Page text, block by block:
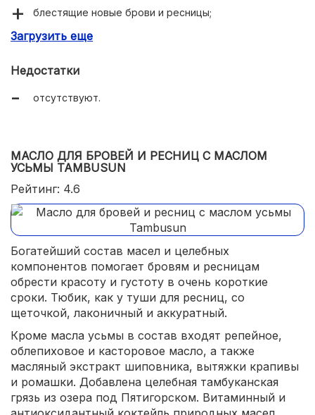
блестящие новые брови и ресницы;
бюджетная цена;
Загрузить еще
Недостатки
отсутствуют.
МАСЛО ДЛЯ БРОВЕЙ И РЕСНИЦ С МАСЛОМ
УСЬМЫ TAMBUSUN
Рейтинг: 4.6
Богатейший состав масел и целебных
компонентов помогает бровям и ресницам
обрести красоту и густоту в очень короткие
сроки. Тюбик, как у туши для ресниц, со
щеточкой, лаконичный и аккуратный.
Кроме масла усьмы в состав входят репейное,
облепиховое и касторовое масло, а также
масляный экстракт шиповника, вытяжки крапивы
и ромашки. Добавлена целебная тамбуканская
грязь из озера под Пятигорском. Витаминный и